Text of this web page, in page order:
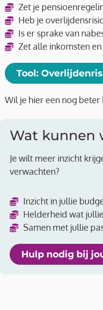
Zet je
Heb je
Is er sprake van
Zet alle inkomsten
Tool:
Wil je hiereen nog beter
Wat kunnen
Je wilt meer inzicht
verwachten?
Inzicht in jullie
Helderheid wat
Samen met jullie
Hulp nodig bij